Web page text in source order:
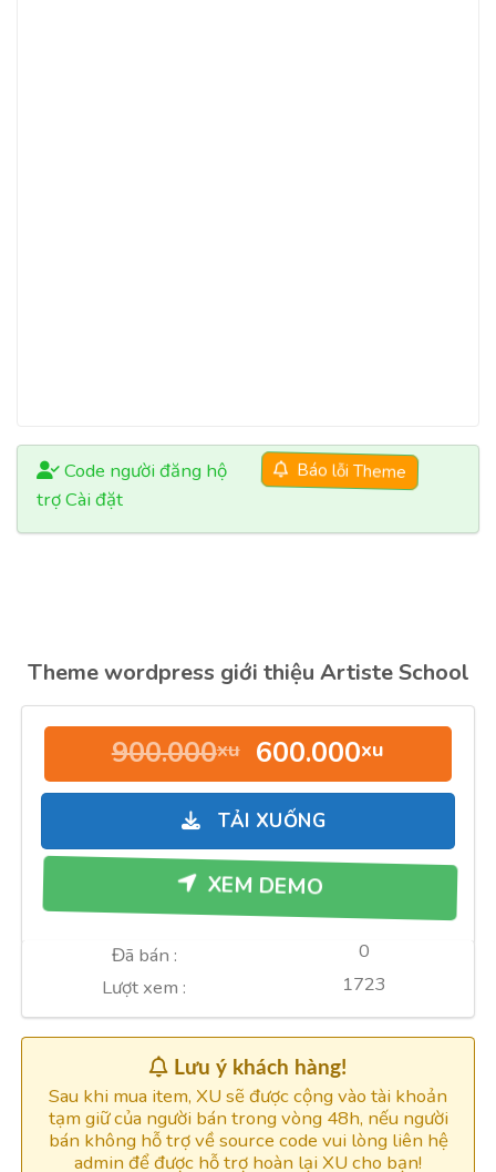
Code người đăng hộ
trợ Cài đặt
Báo lỗi Theme
Theme wordpress giới thiệu Artiste School
900.000xu Giá
gốc
là:
900.000xu.
600.000xu
hiện
TẢI XUỐNG
XEM DEMO
Đã bán :
0
Lượt xem :
1723
Lưu ý khách hàng!
Sau khi mua item, XU sẽ được cộng vào tài khoản
tạm giữ của người bán trong vòng 48h, nếu người
bán không hỗ trợ về source code vui lòng liên hệ
admin để được hỗ trợ hoàn lại XU cho bạn!